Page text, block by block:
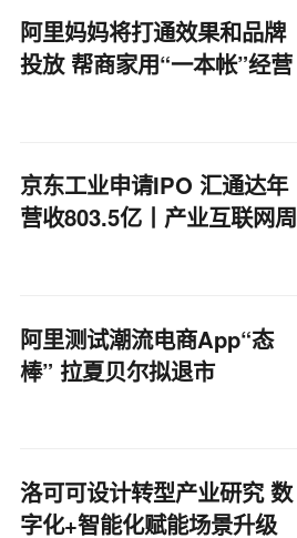
阿里妈妈将打通效果和品牌
投放 帮商家用“一本帐”经营
京东工业申请IPO 汇通达年
营收803.5亿丨产业互联网周
阿里测试潮流电商App“态
棒” 拉夏贝尔拟退市
洛可可设计转型产业研究 数
字化+智能化赋能场景升级